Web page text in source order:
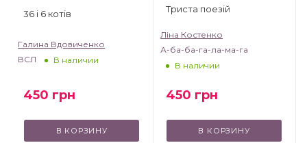
36 і 6 котів
Галина Вдовиченко
ВСЛ
В наличии
450 грн
В КОРЗИНУ
Триста поезій
Ліна Костенко
А-ба-ба-га-ла-ма-га
В наличии
450 грн
В КОРЗИНУ